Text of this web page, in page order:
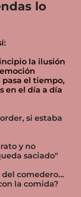
lo
la ilusión
el tiempo,
en el día a día
si estaba
y no
saciado"
comedero...
la comida?